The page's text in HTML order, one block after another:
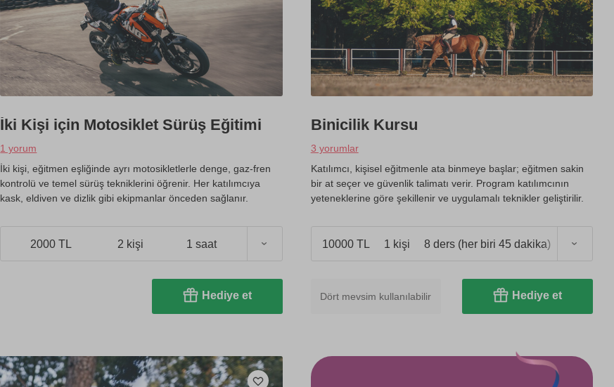
İki Kişi için Motosiklet Sürüş Eğitimi
1 yorum
İki kişi, eğitmen eşliğinde ayrı motosikletlerle denge, gaz-fren
kontrolü ve temel sürüş tekniklerini öğrenir. Her katılımcıya
kask, eldiven ve dizlik gibi ekipmanlar önceden sağlanır.
2000 TL 2 kişi 1 saat
Hediye et
Binicilik Kursu
3 yorumlar
Katılımcı, kişisel eğitmenle ata binmeye başlar; eğitmen sakin
bir at seçer ve güvenlik talimatı verir. Program katılımcının
yeteneklerine göre şekillenir ve uygulamalı teknikler geliştirilir.
10000 TL 1 kişi 8 ders (her biri 45 dakika)
Dört mevsim kullanılabilir Hediye et